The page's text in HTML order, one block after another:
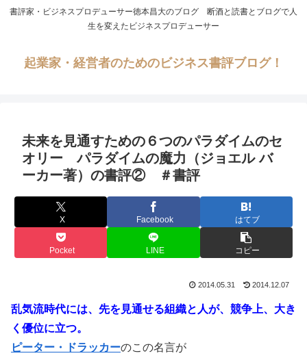
書評家・ビジネスプロデューサー徳本昌大のブログ 断酒と読書とブログで人
生を変えたビジネスプロデューサー
起業家・経営者のためのビジネス書評ブログ！
未来を見通すための６つのパラダイムのセ
オリー パラダイムの魔力（ジョエル バ
ーカー著）の書評② ＃書評
X Facebook はてブ
Pocket LINE コピー
2014.05.31 2014.12.07
乱気流時代には、先を見通せる組織と人が、競争上、大き
く優位に立つ。
ピーター・ドラッカーのこの名言が